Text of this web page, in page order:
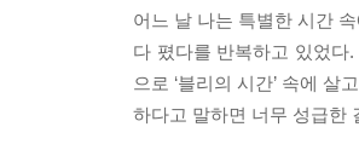
TRAVEL with
INTERVIEW : 최지호
10 나를 믿어요
어느 날 나는 특별한 시간
다 폈다를 반복하고 있었다
으로 ‘블리의 시간’ 속에
하다고 말하면 너무 성급한